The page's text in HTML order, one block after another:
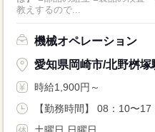
教えするので...
機械オペレーション
愛知県岡崎市/北野桝塚
時給1,900円～
【勤務時間】 08：10〜